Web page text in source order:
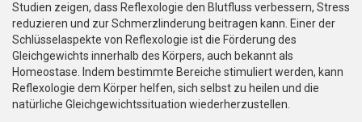
Studien zeigen, dass Reflexologie den Blutfluss verbessern, Stress
reduzieren und zur Schmerzlinderung beitragen kann. Einer der
Schlüsselaspekte von Reflexologie ist die Förderung des
Gleichgewichts innerhalb des Körpers, auch bekannt als
Homeostase. Indem bestimmte Bereiche stimuliert werden, kann
Reflexologie dem Körper helfen, sich selbst zu heilen und die
natürliche Gleichgewichtssituation wiederherzustellen.